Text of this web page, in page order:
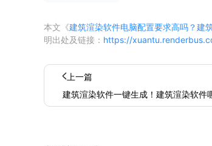
本文《建筑渲染软件电脑配置要求高吗？建
明出处及链接： https://
上一篇
建筑渲染软件一键生成！建筑渲染软件
单？